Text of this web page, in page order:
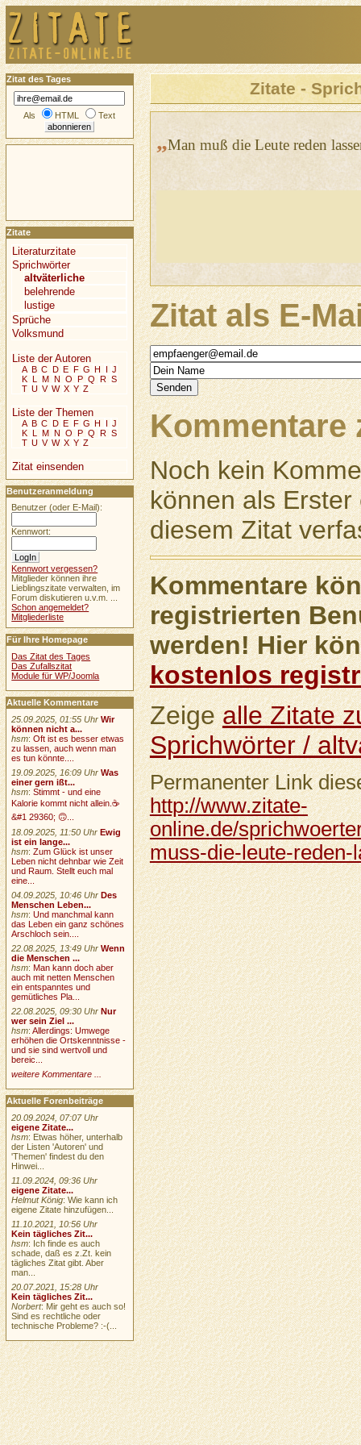
Zitate -
„Man muß die Leute reden
Zitat als E-
Kommentare
Noch kein
können als
diesem Zitat
Kommentare
registrierten
werden! Hier
kostenlos
Zeigealle Zitate
Sprichwörter /
Permanenter Link
http://www.zitate-
online.de/
muss-die-leute-
Zitat des Tages
Als HTML Text
Zitate
Literaturzitate
Sprichwörter
altväterliche
belehrende
lustige
Sprüche
Volksmund
Liste der Autoren
A B C D E F G H I J
K L M N O P Q R S
T U V W X Y Z
Liste der Themen
A B C D E F G H I J
K L M N O P Q R S
T U V W X Y Z
Zitat einsenden
Benutzeranmeldung
Benutzer (oder E-Mail):
Kennwort:
Kennwort vergessen?
Mitglieder können ihre
Lieblingszitate verwalten, im
Forum diskutieren u.v.m. ...
Schon angemeldet?
Mitgliederliste
Für Ihre Homepage
Das Zitat des Tages
Das Zufallszitat
Module für WP/Joomla
Aktuelle Kommentare
25.09.2025, 01:55 Uhr Wir
können nicht a...
hsm:Oft ist es besser etwas
zu lassen, auch wenn man
es tun könnte....
19.09.2025, 16:09 Uhr Was
einer gern ißt...
hsm:Stimmt - und eine
Kalorie kommt nicht allein.☕
&#1 29360; 🙃...
18.09.2025, 11:50 Uhr Ewig
ist ein lange...
hsm:Zum Glück ist unser
Leben nicht dehnbar wie Zeit
und Raum. Stellt euch mal
eine...
04.09.2025, 10:46 Uhr Des
Menschen Leben...
hsm:Und manchmal kann
das Leben ein ganz schönes
Arschloch sein....
22.08.2025, 13:49 Uhr Wenn
die Menschen ...
hsm:Man kann doch aber
auch mit netten Menschen
ein entspanntes und
gemütliches Pla...
22.08.2025, 09:30 Uhr Nur
wer sein Ziel ...
hsm:Allerdings: Umwege
erhöhen die Ortskenntnisse -
und sie sind wertvoll und
bereic...
weitere Kommentare ...
Aktuelle Forenbeiträge
20.09.2024, 07:07 Uhr
eigene Zitate...
hsm: Etwas höher, unterhalb
der Listen 'Autoren' und
'Themen' findest du den
Hinwei...
11.09.2024, 09:36 Uhr
eigene Zitate...
Helmut König: Wie kann ich
eigene Zitate hinzufügen...
11.10.2021, 10:56 Uhr
Kein tägliches Zit...
hsm: Ich finde es auch
schade, daß es z.Zt. kein
tägliches Zitat gibt. Aber
man...
20.07.2021, 15:28 Uhr
Kein tägliches Zit...
Norbert: Mir geht es auch so!
Sind es rechtliche oder
technische Probleme? :-(...